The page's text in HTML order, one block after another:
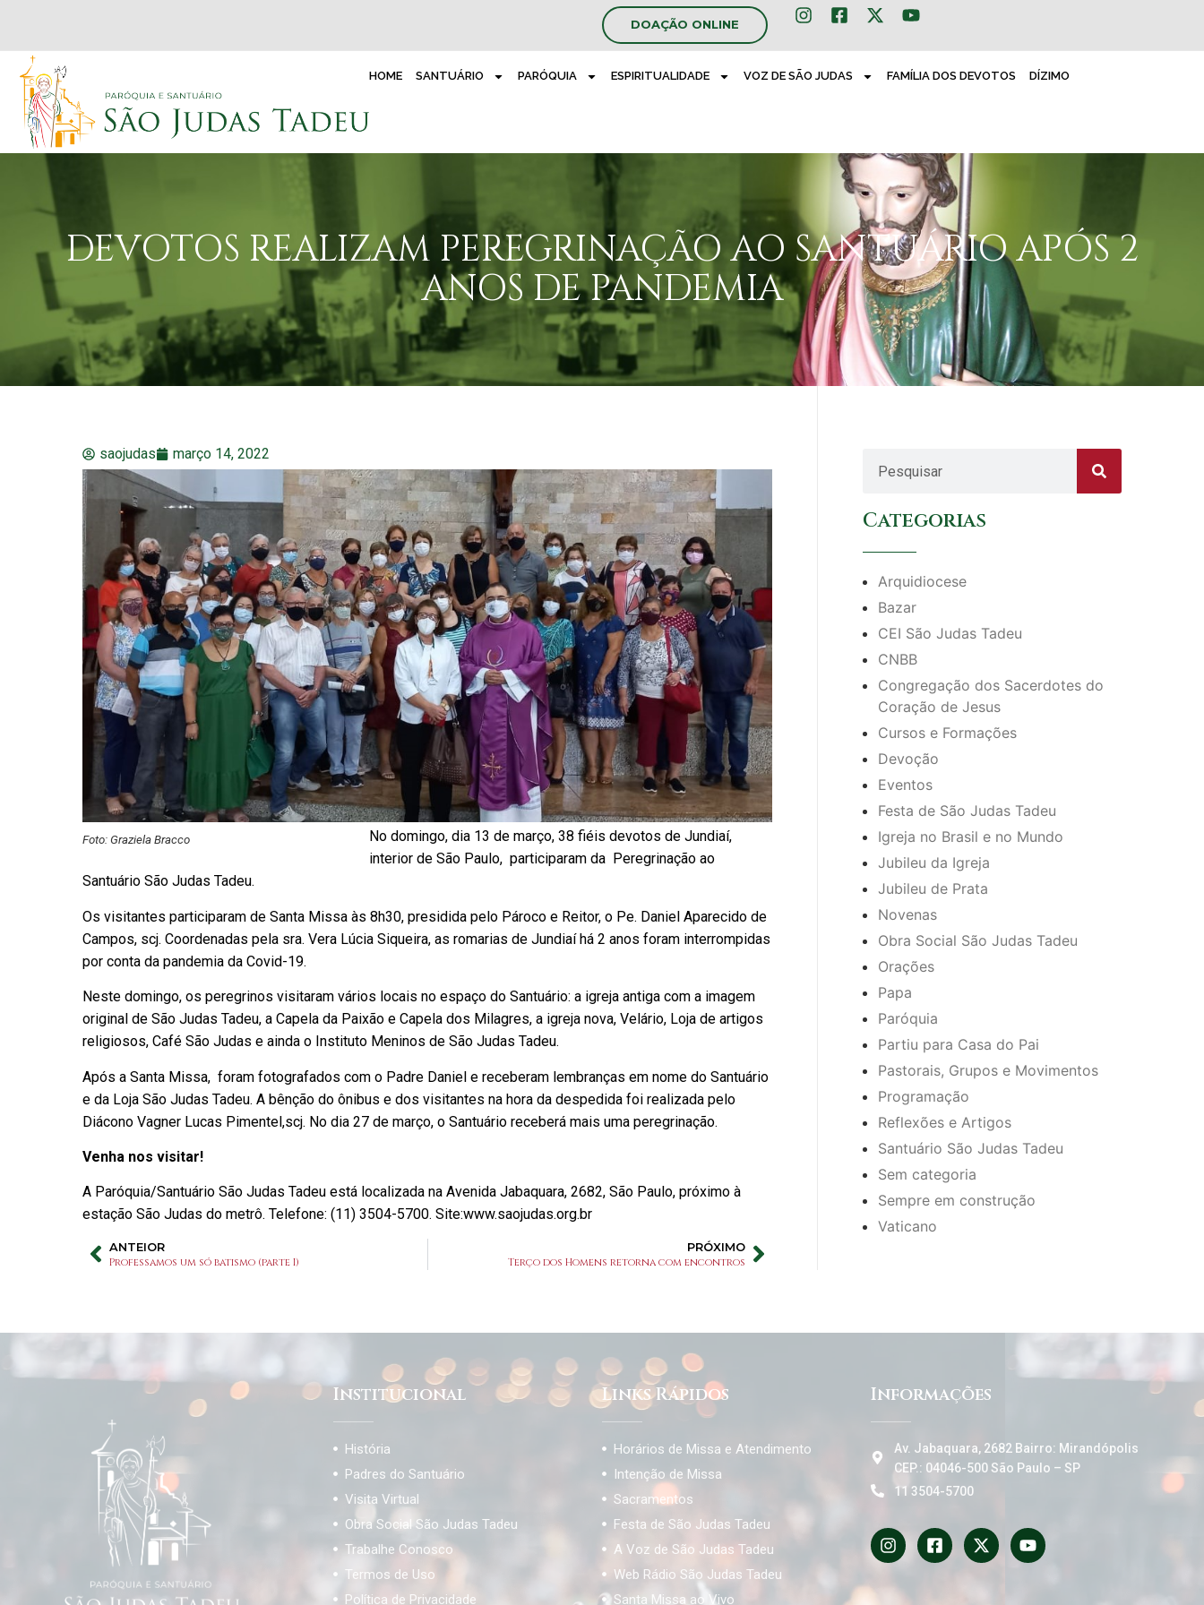
DOAÇÃO ONLINE
HOME SANTUÁRIO PARÓQUIA ESPIRITUALIDADE VOZ DE SÃO JUDAS FAMÍLIA DOS DEVOTOS DÍZIMO
DEVOTOS REALIZAM PEREGRINAÇÃO AO SANTUÁRIO APÓS 2
ANOS DE PANDEMIA
saojudas março 14, 2022
Foto: Graziela Bracco
No domingo, dia 13 de março, 38 fiéis devotos de Jundiaí,
interior de São Paulo, participaram da Peregrinação ao
Santuário São Judas Tadeu.
Os visitantes participaram de Santa Missa às 8h30, presidida pelo Pároco e Reitor, o Pe. Daniel Aparecido de
Campos, scj. Coordenadas pela sra. Vera Lúcia Siqueira, as romarias de Jundiaí há 2 anos foram interrompidas
por conta da pandemia da Covid-19.
Neste domingo, os peregrinos visitaram vários locais no espaço do Santuário: a igreja antiga com a imagem
original de São Judas Tadeu, a Capela da Paixão e Capela dos Milagres, a igreja nova, Velário, Loja de artigos
religiosos, Café São Judas e ainda o Instituto Meninos de São Judas Tadeu.
Após a Santa Missa, foram fotografados com o Padre Daniel e receberam lembranças em nome do Santuário
e da Loja São Judas Tadeu. A bênção do ônibus e dos visitantes na hora da despedida foi realizada pelo
Diácono Vagner Lucas Pimentel,scj. No dia 27 de março, o Santuário receberá mais uma peregrinação.
Venha nos visitar!
A Paróquia/Santuário São Judas Tadeu está localizada na Avenida Jabaquara, 2682, São Paulo, próximo à
estação São Judas do metrô. Telefone: (11) 3504-5700. Site:www.saojudas.org.br
ANTEIOR
Professamos um só batismo (parte I)
PRÓXIMO
Terço dos Homens retorna com encontros
Categorias
Arquidiocese
Bazar
CEI São Judas Tadeu
CNBB
Congregação dos Sacerdotes do
Coração de Jesus
Cursos e Formações
Devoção
Eventos
Festa de São Judas Tadeu
Igreja no Brasil e no Mundo
Jubileu da Igreja
Jubileu de Prata
Novenas
Obra Social São Judas Tadeu
Orações
Papa
Paróquia
Partiu para Casa do Pai
Pastorais, Grupos e Movimentos
Programação
Reflexões e Artigos
Santuário São Judas Tadeu
Sem categoria
Sempre em construção
Vaticano
Institucional
História
Padres do Santuário
Visita Virtual
Obra Social São Judas Tadeu
Trabalhe Conosco
Termos de Uso
Política de Privacidade
Links Rápidos
Horários de Missa e Atendimento
Intenção de Missa
Sacramentos
Festa de São Judas Tadeu
A Voz de São Judas Tadeu
Web Rádio São Judas Tadeu
Santa Missa ao Vivo
Informações
Av. Jabaquara, 2682 Bairro: Mirandópolis
CEP.: 04046-500 São Paulo – SP
11 3504-5700